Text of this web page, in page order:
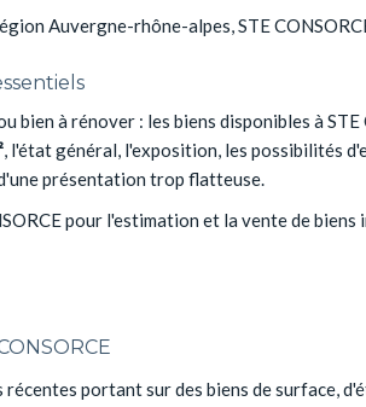
Auvergne-rhône-alpes, STE
à rénover : les biens disponibles à
, l'état général, l'exposition, les possibilités
présentation trop flatteuse.
pour l'estimation et la vente de
portant sur des biens de surface,